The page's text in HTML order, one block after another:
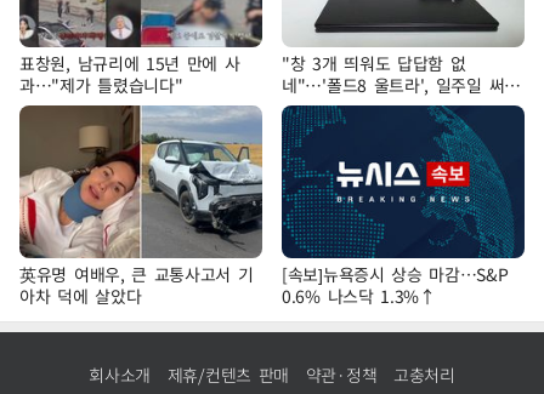
표창원, 남규리에 15년 만에 사
과…"제가 틀렸습니다"
"창 3개 띄워도 답답함 없
네"…'폴드8 울트라', 일주일 써보
니
英유명 여배우, 큰 교통사고서 기
아차 덕에 살았다
[속보]뉴욕증시 상승 마감…S&P
0.6% 나스닥 1.3%↑
회사소개 제휴/컨텐츠 판매 약관·정책 고충처리